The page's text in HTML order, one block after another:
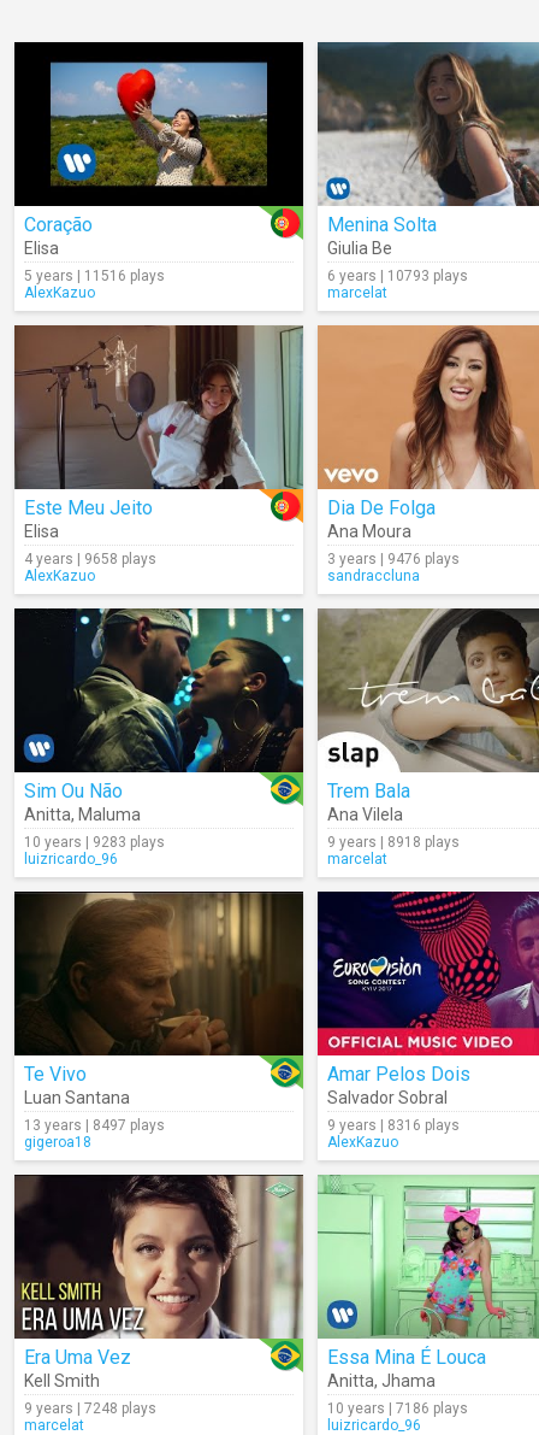
Coração
Elisa
5 years | 11516 plays
AlexKazuo
Menina Solta
Giulia Be
6 years | 10793 plays
marcelat
Este Meu Jeito
Elisa
4 years | 9658 plays
AlexKazuo
Dia De Folga
Ana Moura
3 years | 9476 plays
sandraccluna
Sim Ou Não
Anitta, Maluma
10 years | 9283 plays
luizricardo_96
Trem Bala
Ana Vilela
9 years | 8918 plays
marcelat
Te Vivo
Luan Santana
13 years | 8497 plays
gigeroa18
Amar Pelos Dois
Salvador Sobral
9 years | 8316 plays
AlexKazuo
Era Uma Vez
Kell Smith
9 years | 7248 plays
marcelat
Essa Mina É Louca
Anitta, Jhama
10 years | 7186 plays
luizricardo_96